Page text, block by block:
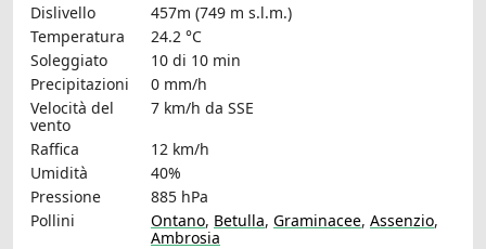
Dislivello
457m (749 m s.l.m.)
Temperatura
24.2 °C
Soleggiato
10 di 10 min
Precipitazioni
0 mm/h
Velocità del
vento
7 km/h da SSE
Raffica
12 km/h
Umidità
40%
Pressione
885 hPa
Pollini
Ontano, Betulla, Graminacee, Assenzio,
Ambrosia